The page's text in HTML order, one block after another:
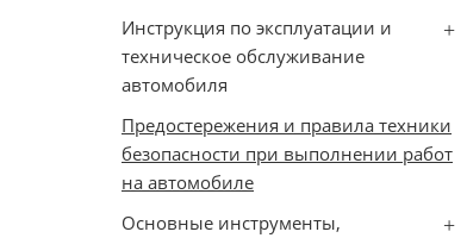
Инструкция по эксплуатации и
техническое обслуживание
автомобиля
Предостережения и правила техники
безопасности при выполнении работ
на автомобиле
Основные инструменты,